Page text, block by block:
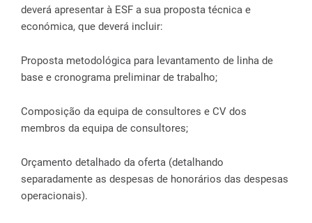
deverá apresentar à ESF a sua proposta técnica e
económica, que deverá incluir:
Proposta metodológica para levantamento de linha de
base e cronograma preliminar de trabalho;
Composição da equipa de consultores e CV dos
membros da equipa de consultores;
Orçamento detalhado da oferta (detalhando
separadamente as despesas de honorários das despesas
operacionais).